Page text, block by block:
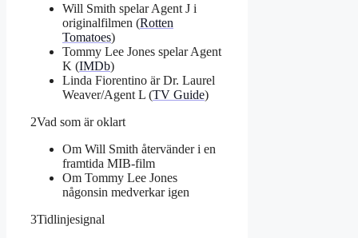
Will Smith spelar Agent J i
originalfilmen (Rotten
Tomatoes)
Tommy Lee Jones spelar Agent
K (IMDb)
Linda Fiorentino är Dr. Laurel
Weaver/Agent L (TV Guide)
2Vad som är oklart
Om Will Smith återvänder i en
framtida MIB-film
Om Tommy Lee Jones
någonsin medverkar igen
3Tidlinjesignal